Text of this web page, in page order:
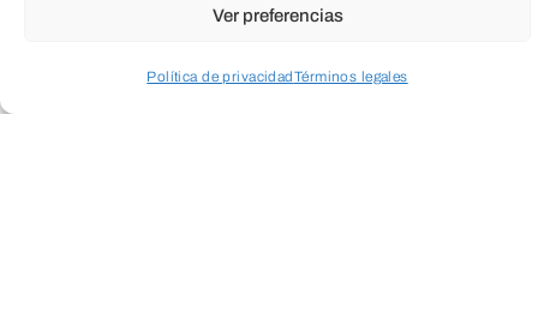
Ver preferencias
Política de privacidadTérminos legales